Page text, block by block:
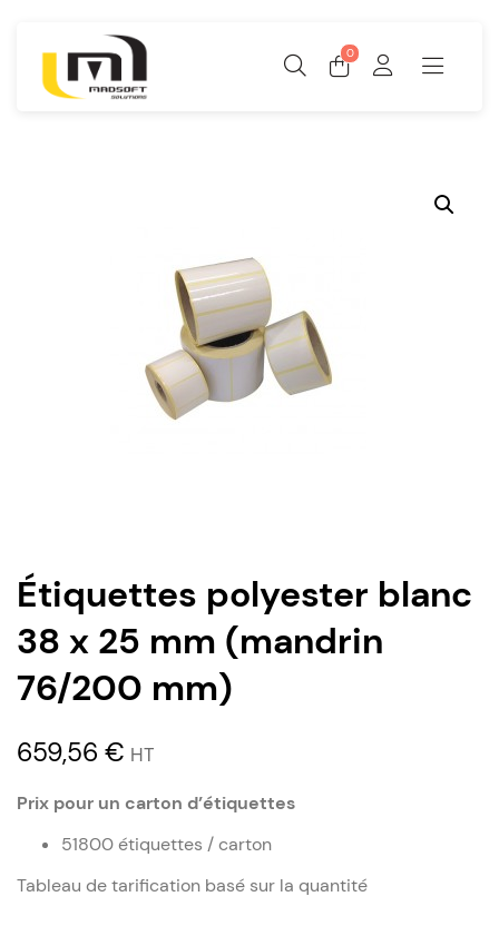
Étiquettes polyester blanc
38 x 25 mm (mandrin
76/200 mm)
659,56 € HT
Prix pour un carton d’étiquettes
51800 étiquettes / carton
Tableau de tarification basé sur la quantité